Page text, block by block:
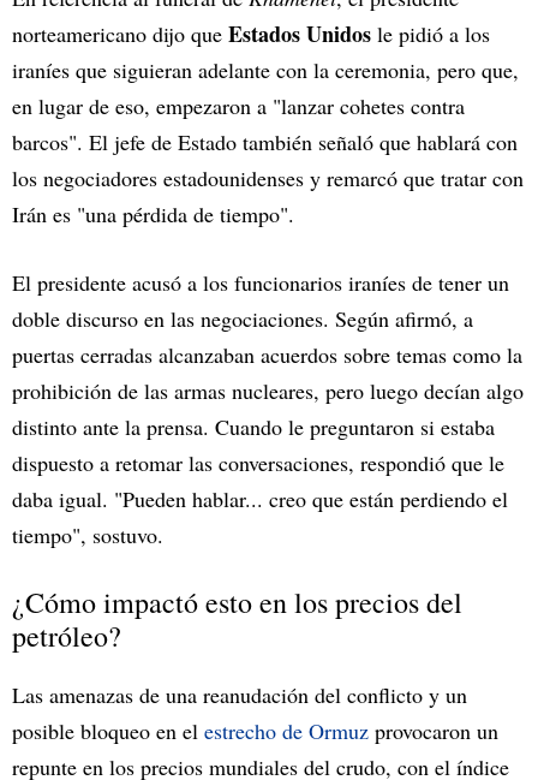
norteamericano dijo que Estados Unidos le pidió a los
iraníes que siguieran adelante con la ceremonia, pero que,
en lugar de eso, empezaron a "lanzar cohetes contra
barcos". El jefe de Estado también señaló que hablará con
los negociadores estadounidenses y remarcó que tratar con
Irán es "una pérdida de tiempo".
El presidente acusó a los funcionarios iraníes de tener un
doble discurso en las negociaciones. Según afirmó, a
puertas cerradas alcanzaban acuerdos sobre temas como la
prohibición de las armas nucleares, pero luego decían algo
distinto ante la prensa. Cuando le preguntaron si estaba
dispuesto a retomar las conversaciones, respondió que le
daba igual. "Pueden hablar... creo que están perdiendo el
tiempo", sostuvo.
¿Cómo impactó esto en los precios del
petróleo?
Las amenazas de una reanudación del conflicto y un
posible bloqueo en el estrecho de Ormuz provocaron un
repunte en los precios mundiales del crudo, con el índice